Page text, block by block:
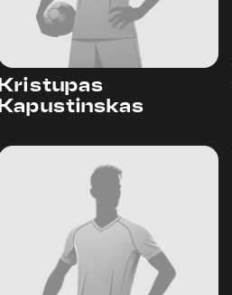
Kristupas
Kapustinskas